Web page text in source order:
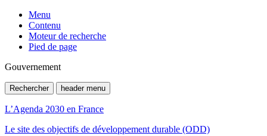
Menu
Contenu
Moteur de recherche
Pied de page
Gouvernement
Rechercher header menu
L’Agenda 2030 en France
Le site des objectifs de développement durable (ODD)